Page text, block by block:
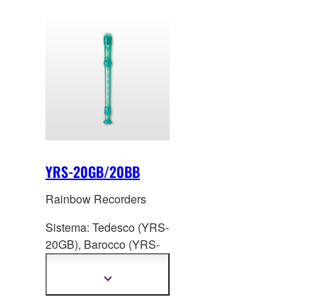
YRS-20GB/20BB
Rainbow Recorders
Sistema: Tedesco (YRS-
20GB), Barocco (YRS-
*L’immagine mostra il
modello YRS-20GB
Mostra